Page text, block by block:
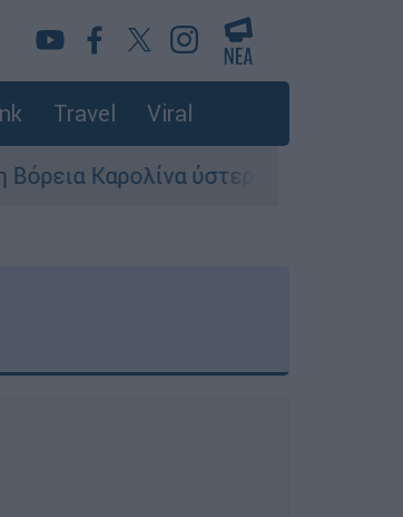
Travel Viral
ύστερα από πυροβολισμούς: